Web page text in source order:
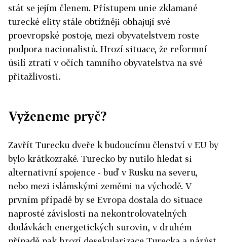
stát se jejím členem. Přístupem unie zklamané
turecké elity stále obtížněji obhajují své
proevropské postoje, mezi obyvatelstvem roste
podpora nacionalistů. Hrozí situace, že reformní
úsilí ztratí v očích tamního obyvatelstva na své
přitažlivosti.
Vyženeme pryč?
Zavřít Turecku dveře k budoucímu členství v EU by
bylo krátkozraké. Turecko by nutilo hledat si
alternativní spojence - buď v Rusku na severu,
nebo mezi islámskými zeměmi na východě. V
prvním případě by se Evropa dostala do situace
naprosté závislosti na nekontrolovatelných
dodávkách energetických surovin, v druhém